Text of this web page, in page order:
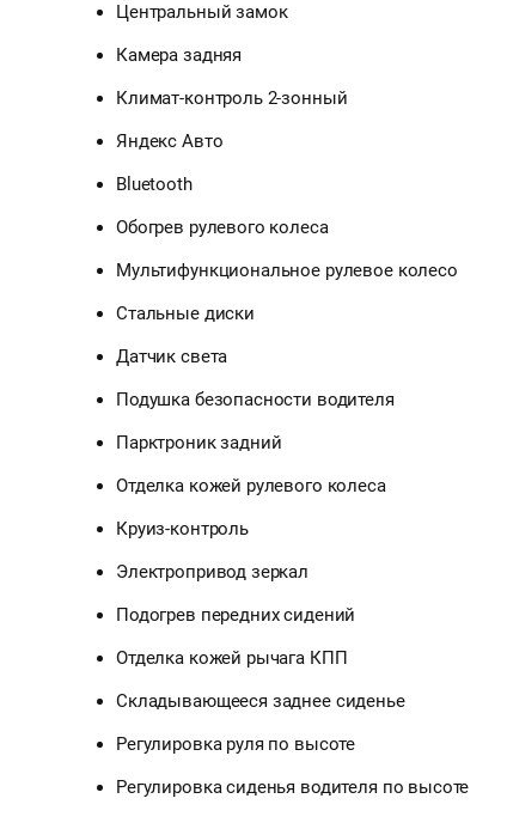
Центральный замок
Камера задняя
Климат-контроль 2-зонный
Яндекс Авто
Bluetooth
Обогрев рулевого колеса
Мультифункциональное рулевое колесо
Стальные диски
Датчик света
Подушка безопасности водителя
Парктроник задний
Отделка кожей рулевого колеса
Круиз-контроль
Электропривод зеркал
Подогрев передних сидений
Отделка кожей рычага КПП
Складывающееся заднее сиденье
Регулировка руля по высоте
Регулировка сиденья водителя по высоте